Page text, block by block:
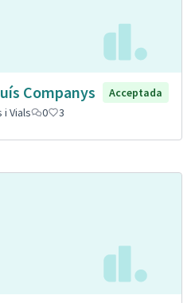
Companys
Acceptada
i Vials 0 3